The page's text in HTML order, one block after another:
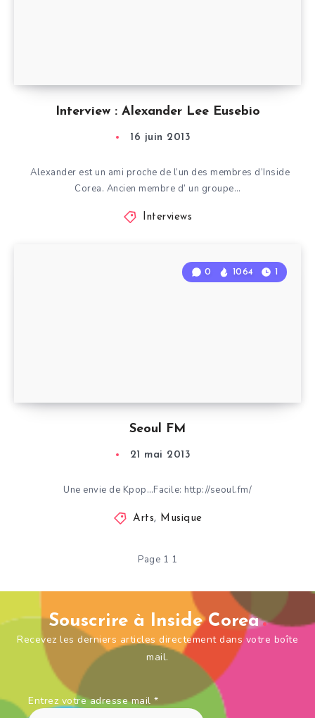
Interview : Alexander Lee Eusebio
16 juin 2013
Alexander est un ami proche de l’un des membres d’Inside
Corea. Ancien membre d’ un groupe…
Interviews
Seoul FM
0 1064 1
21 mai 2013
Une envie de Kpop…Facile: http://seoul.fm/
Arts, Musique
Page 1 1
Souscrire à Inside Corea
Recevez les derniers articles directement dans votre boîte
mail.
Entrez votre adresse mail *